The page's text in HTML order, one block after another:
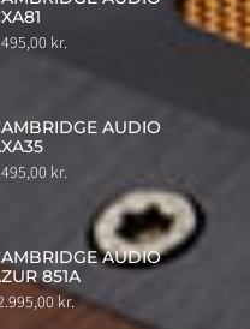
kr.
AUDIO
kr.
AUDIO
851A
kr.